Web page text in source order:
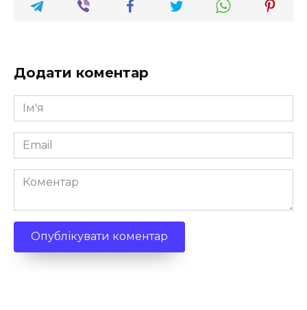
Додати коментар
Ім'я
*
Email
*
Коментар